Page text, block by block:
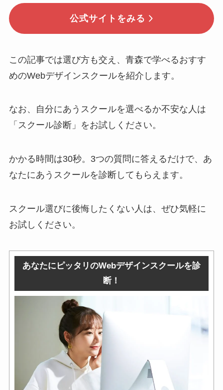
公式サイトをみる
この記事では選び方も交え、青森で学べるおすす
めのWebデザインスクールを紹介します。
なお、自分にあうスクールを選べるか不安な人は
「スクール診断」をお試しください。
かかる時間は30秒。3つの質問に答えるだけで、あ
なたにあうスクールを診断してもらえます。
スクール選びに後悔したくない人は、ぜひ気軽に
お試しください。
あなたにピッタリのWebデザインスクールを診
断！